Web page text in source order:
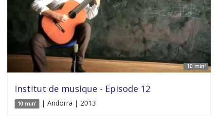
10 min'
Institut de musique - Episode 12
10 min' | Andorra | 2013